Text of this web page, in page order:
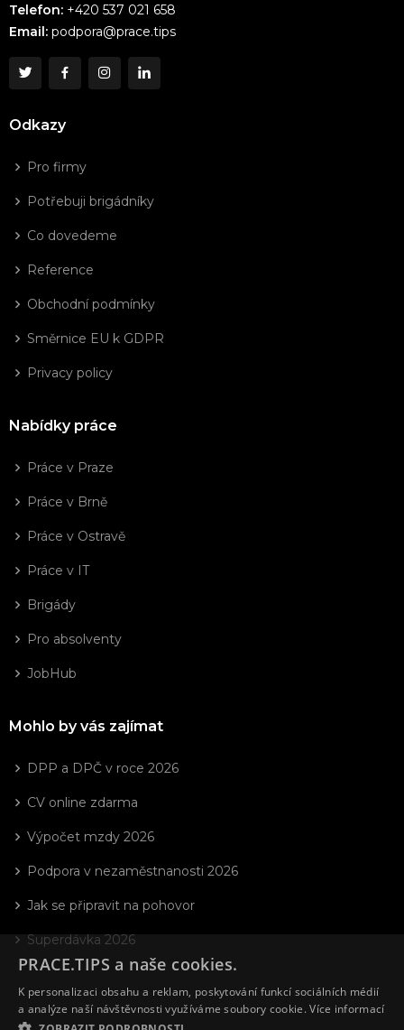
Telefon: +420 537 021 658
Email: podpora@prace.tips
Odkazy
Pro firmy
Potřebuji brigádníky
Co dovedeme
Reference
Obchodní podmínky
Směrnice EU k GDPR
Privacy policy
Nabídky práce
Práce v Praze
Práce v Brně
Práce v Ostravě
Práce v IT
Brigády
Pro absolventy
JobHub
Mohlo by vás zajímat
DPP a DPČ v roce 2026
CV online zdarma
Výpočet mzdy 2026
Podpora v nezaměstnanosti 2026
Jak se připravit na pohovor
Superdávka 2026
PRACE.TIPS a naše cookies.
K personalizaci obsahu a reklam, poskytování funkcí sociálních médií
a analýze naší návštěvnosti využíváme soubory cookie.Více informací